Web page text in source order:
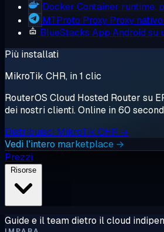
Docker Container runtime,
MTProto Proxy Proxy
BlueStacks App Android su
Più installati
MikroTik CHR, in 1 clic
RouterOS Cloud Hosted Router su
dei nostri clienti. Online in 60
Distribuisci MikroTik CHR →
Vedi l'intero marketplace →
Prezzi
Guide e il team dietro il cloud